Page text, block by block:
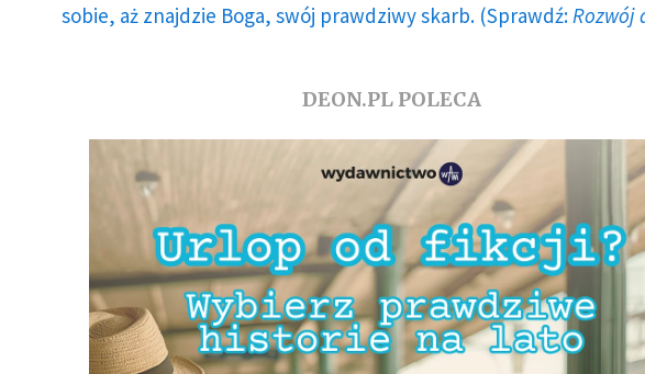
sobie, aż znajdzie Boga, swój prawdziwy skarb. (Sprawdź: Rozwój
DEON.PL POLECA